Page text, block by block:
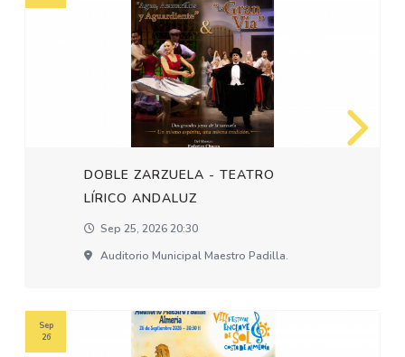
DOBLE ZARZUELA - TEATRO
LÍRICO ANDALUZ
Sep 25, 2026 20:30
Auditorio Municipal Maestro Padilla.
Sep
26